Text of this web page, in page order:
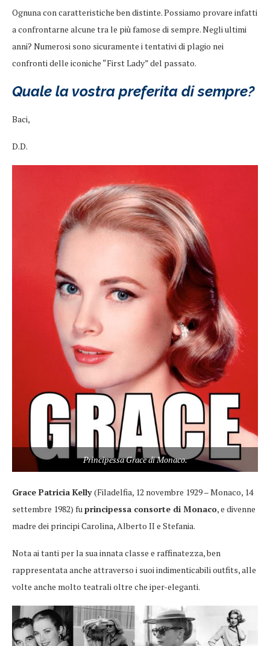
Ognuna con caratteristiche ben distinte. Possiamo provare infatti
a confrontarne alcune tra le più famose di sempre. Negli ultimi
anni? Numerosi sono sicuramente i tentativi di plagio nei
confronti delle iconiche “First Lady” del passato.
Quale la vostra preferita di sempre?
Baci,
D.D.
Principessa Grace di Monaco.
Grace Patricia Kelly(Filadelfia, 12 novembre 1929 – Monaco, 14
settembre 1982) fuprincipessa consorte di Monaco, e divenne
madre dei principi Carolina, Alberto II e Stefania.
Nota ai tanti per la sua innata classe e raffinatezza, ben
rappresentata anche attraverso i suoi indimenticabili outfits, alle
volte anche molto teatrali oltre che iper-eleganti.